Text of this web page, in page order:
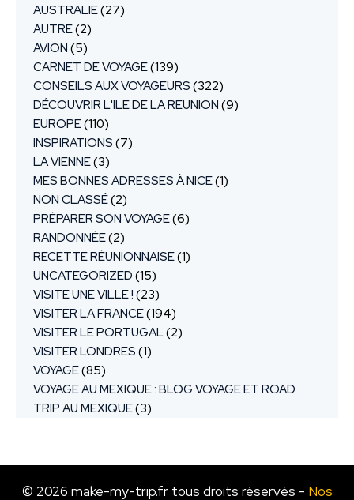
AUSTRALIE(27)
AUTRE(2)
AVION (5)
CARNET DE VOYAGE(139)
CONSEILS AUX VOYAGEURS (322)
DÉCOUVRIR L'ILE DE LA REUNION (9)
EUROPE(110)
INSPIRATIONS (7)
LA VIENNE(3)
MES BONNES ADRESSES À NICE(1)
NON CLASSÉ(2)
PRÉPARER SON VOYAGE(6)
RANDONNÉE(2)
RECETTE RÉUNIONNAISE(1)
UNCATEGORIZED (15)
VISITE UNE VILLE ! (23)
VISITER LA FRANCE(194)
VISITER LE PORTUGAL(2)
VISITER LONDRES (1)
VOYAGE(85)
VOYAGE AU MEXIQUE : BLOG VOYAGE ET ROAD
TRIP AU MEXIQUE(3)
© 2026 make-my-trip.fr tous droits réservés - Nos